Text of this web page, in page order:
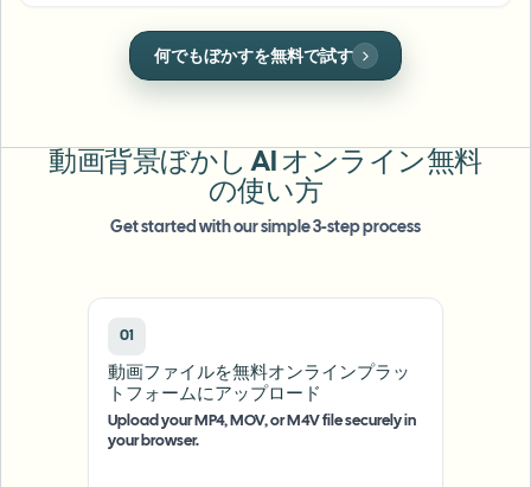
顔交換 - 画像
ビデオインテリジェンス
複数の動画をまとめて処理
一括ナンバープレートぼかし
フリート、ドライブレコーダー、駐車場を大規模に
企業ゾーン、ポリシー、レビュー
お問い合わせフォーム
ビデオインテリジェンス
顔ぼかし
ワンクリックで綺麗に顔をマスキングし、個人情
報を保護します。
背景ぼかしを無料で試す
動画背景ぼかし AI オンライン無料
の使い方
Get started with our simple 3-step process
01
動画ファイルを無料オンラインプラッ
トフォームにアップロード
Upload your MP4, MOV, or M4V file securely in
your browser.